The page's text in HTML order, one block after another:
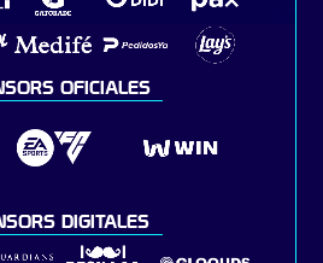
OFICIALES
DIGITALES